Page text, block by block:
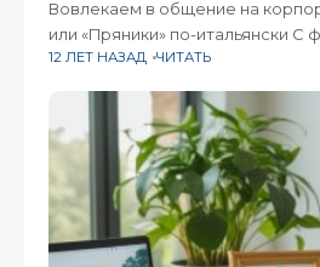
Вовлекаем в общение на
или «Пряники» по-итальянски С
компанией «Chiesi
как это было, и что получилось в
рассказывает руководитель
информационных технологий
— Павел,
12 ЛЕТ НАЗАД ЧИТАТЬ